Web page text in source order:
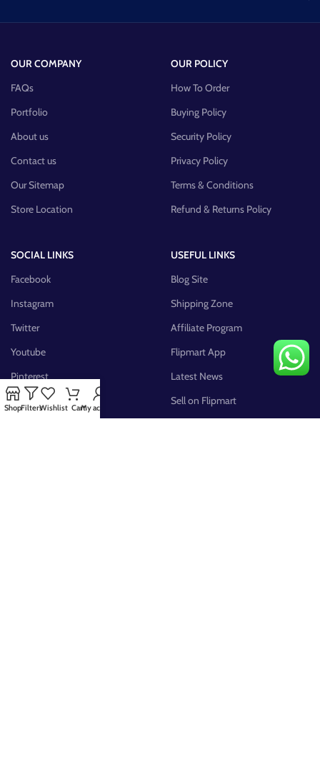
OUR COMPANY
FAQs
Portfolio
About us
Contact us
Our Sitemap
Store Location
OUR POLICY
How To Order
Buying Policy
Security Policy
Privacy Policy
Terms & Conditions
Refund & Returns Policy
SOCIAL LINKS
Facebook
Instagram
Twitter
Youtube
Pinterest
FB Group
USEFUL LINKS
Blog Site
Shipping Zone
Affiliate Program
Flipmart App
Latest News
Sell on Flipmart
ShopFiltersWishlist CartMy account